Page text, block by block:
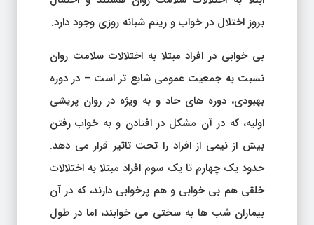
بروز اختلال در خواب و ریتم شبانه روزی وجود دارد.
بی خوابی در افراد مبتلا به اختلالات سلامت روان
نسبت به جمعیت عمومی شایع تر است – در دوره
بهبودی، دوره های حاد و به ویژه در روان پریشی
اولیه، که در آن مشکل در افتادن و به خواب رفتن
بیش از نیمی از افراد را تحت تاثیر قرار می دهد.
حدود یک چهارم تا یک سوم افراد مبتلا به اختلالات
خلقی هم بی خوابی و هم پرخوابی دارند، که در آن
بیماران شب ها به سختی می خوابند، اما در طول